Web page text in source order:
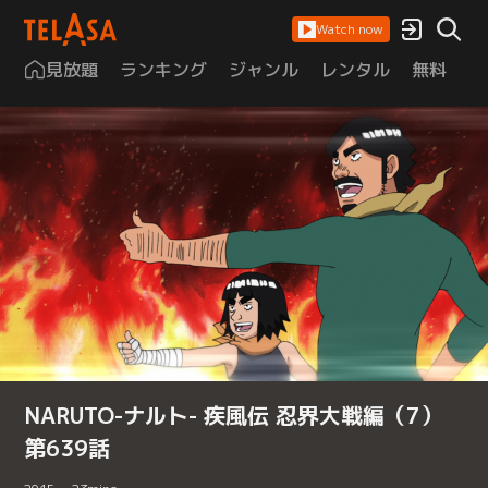
Watch now
見放題 ランキング ジャンル レンタル 無料
NARUTO-ナルト- 疾風伝 忍界大戦編（7）
第639話